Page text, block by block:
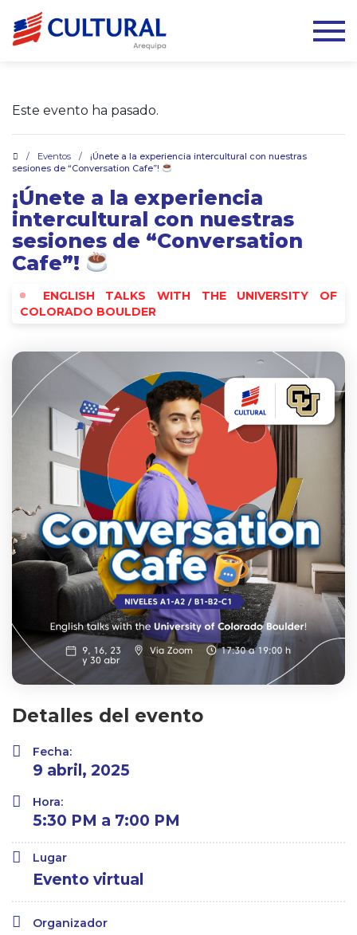
Este evento ha pasado.
/ Eventos /
¡Únete a la experiencia intercultural con nuestras
sesiones de “Conversation Cafe”!
¡Únete a la experiencia
intercultural con nuestras
sesiones de “Conversation
Cafe”!
ENGLISH TALKS WITH THE UNIVERSITY OF
COLORADO BOULDER
Detalles del evento
Fecha:
9 abril, 2025
Hora:
5:30 PM a 7:00 PM
Lugar
Evento virtual
Organizador